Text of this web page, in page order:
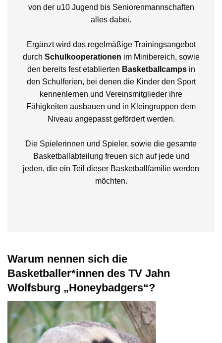
von der u10 Jugend bis Seniorenmannschaften
alles dabei.
Ergänzt wird das regelmäßige Trainingsangebot
durch Schulkooperationen im Minibereich, sowie
den bereits fest etablierten Basketballcampsin
den Schulferien, bei denen die Kinder den Sport
kennenlernen und Vereinsmitglieder ihre
Fähigkeiten ausbauen und in Kleingruppen dem
Niveau angepasst gefördert werden.
Die Spielerinnen und Spieler, sowie die gesamte
Basketballabteilung freuen sich auf jede und
jeden, die ein Teil dieser Basketballfamilie werden
möchten.
Warum nennen sich die
Basketballer*innen des TV Jahn
Wolfsburg „Honeybadgers“?